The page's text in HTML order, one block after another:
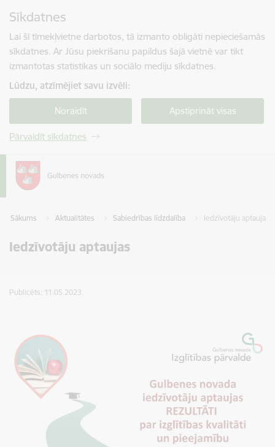
Sīkdatnes
Lai šī tīmekļvietne darbotos, tā izmanto obligāti nepieciešamās
sīkdatnes. Ar Jūsu piekrišanu papildus šajā vietnē var tikt
izmantotas statistikas un sociālo mediju sīkdatnes.
Lūdzu, atzīmējiet savu izvēli:
Noraidīt Apstiprināt visas
Pārvaldīt sīkdatnes
Sākums Aktualitātes Sabiedrības līdzdalība Iedzīvotāju aptaujas
Iedzīvotāju aptaujas
Publicēts: 11.05.2023.